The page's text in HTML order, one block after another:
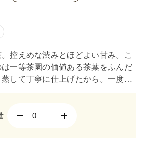
控えめな渋みとほどよい甘み。こ
一等茶園の価値ある茶葉をふんだ
して丁寧に仕上げたから。一度飲